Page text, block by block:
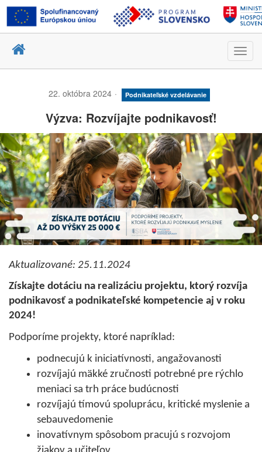
22. októbra 2024 Podnikateľské vzdelávanie
Výzva: Rozvíjajte podnikavosť!
Aktualizované: 25.11.2024
Získajte dotáciu na realizáciu projektu, ktorý rozvíja
podnikavosť a podnikateľské kompetencie aj v roku
2024!
Podporíme projekty, ktoré napríklad:
podnecujú k iniciatívnosti, angažovanosti
rozvíjajú mäkké zručnosti potrebné pre rýchlo
meniaci sa trh práce budúcnosti
rozvíjajú tímovú spoluprácu, kritické myslenie a
sebauvedomenie
inovatívnym spôsobom pracujú s rozvojom